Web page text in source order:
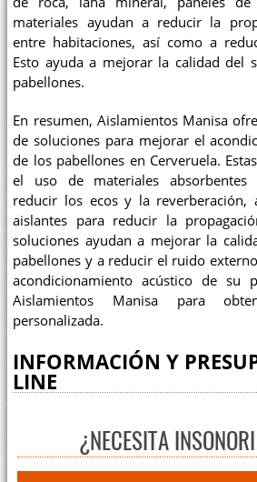
materiales ayudan a reducir la
entre habitaciones, así como a
Esto ayuda a mejorar la calidad del
pabellones.
En resumen, Aislamientos Manisa
de soluciones para mejorar el
de los pabellones en Cerveruela.
el uso de materiales absorbentes
reducir los ecos y la reverberación,
aislantes para reducir la
soluciones ayudan a mejorar la
pabellones y a reducir el ruido
acondicionamiento acústico de su
Aislamientos Manisa para
personalizada.
INFORMACIÓN Y
LINE
¿NECESITA